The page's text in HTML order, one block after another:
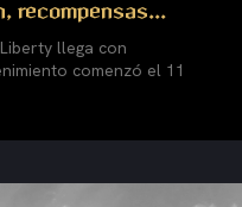
recompensas...
llega con
comenzó el 11